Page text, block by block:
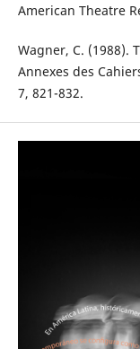
American Theatre
Wagner, C. (1988).
Annexes des
7, 821-832.